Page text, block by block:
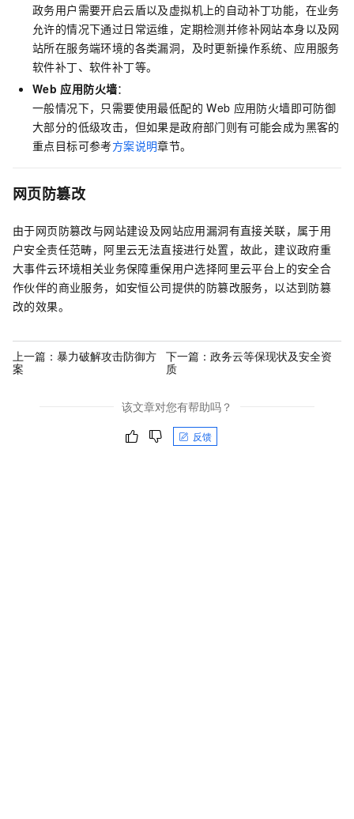
政务用户需要开启云盾以及虚拟机上的自动补丁功能，在业务
允许的情况下通过日常运维，定期检测并修补网站本身以及网
站所在服务端环境的各类漏洞，及时更新操作系统、应用服务
软件补丁、软件补丁等。
Web 应用防火墙：
一般情况下，只需要使用最低配的 Web 应用防火墙即可防御
大部分的低级攻击，但如果是政府部门则有可能会成为黑客的
重点目标可参考方案说明章节。
网页防篡改
由于网页防篡改与网站建设及网站应用漏洞有直接关联，属于用
户安全责任范畴，阿里云无法直接进行处置，故此，建议政府重
大事件云环境相关业务保障重保用户选择阿里云平台上的安全合
作伙伴的商业服务，如安恒公司提供的防篡改服务，以达到防篡
改的效果。
上一篇： 暴力破解攻击防御方
案
下一篇：政务云等保现状及安全资
质
该文章对您有帮助吗？
反馈